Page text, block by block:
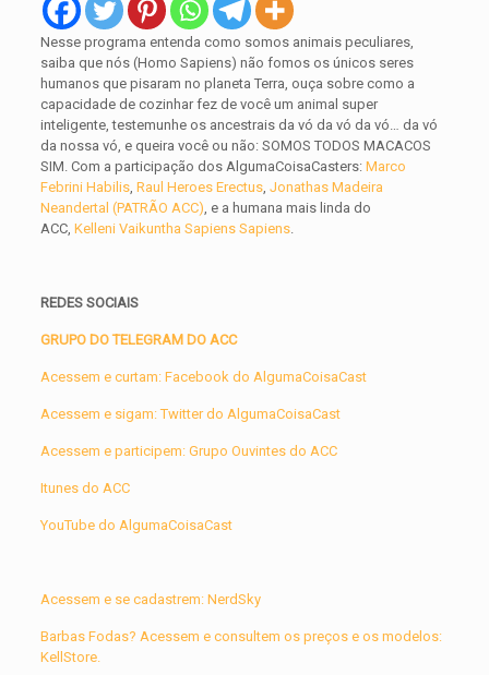
Nesse programa entenda como somos animais peculiares,
saiba que nós (Homo Sapiens) não fomos os únicos seres
humanos que pisaram no planeta Terra, ouça sobre como a
capacidade de cozinhar fez de você um animal super
inteligente, testemunhe os ancestrais da vó da vó da vó… da vó
da nossa vó, e queira você ou não: SOMOS TODOS MACACOS
SIM. Com a participação dos AlgumaCoisaCasters:Marco
FebriniHabilis,Raul Heroes Erectus,Jonathas Madeira
Neandertal (PATRÃO ACC), e a humana mais linda do
ACC,Kelleni Vaikuntha Sapiens Sapiens.
REDES SOCIAIS
GRUPO DO TELEGRAM DO ACC
Acessem e curtam: Facebook do AlgumaCoisaCast
Acessem e sigam: Twitter do AlgumaCoisaCast
Acessem e participem: Grupo Ouvintes do ACC
Itunes do ACC
YouTube do AlgumaCoisaCast
Acessem e se cadastrem: NerdSky
Barbas Fodas? Acessem e consultem os preços e os modelos:
KellStore.